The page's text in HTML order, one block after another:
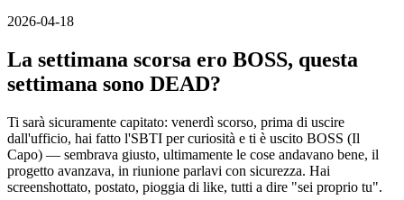
2026-04-18
La settimana scorsa ero BOSS, questa
settimana sono DEAD?
Ti sarà sicuramente capitato: venerdì scorso, prima di uscire
dall'ufficio, hai fatto l'SBTI per curiosità e ti è uscito BOSS (Il
Capo) — sembrava giusto, ultimamente le cose andavano bene, il
progetto avanzava, in riunione parlavi con sicurezza. Hai
screenshottato, postato, pioggia di like, tutti a dire "sei proprio tu".